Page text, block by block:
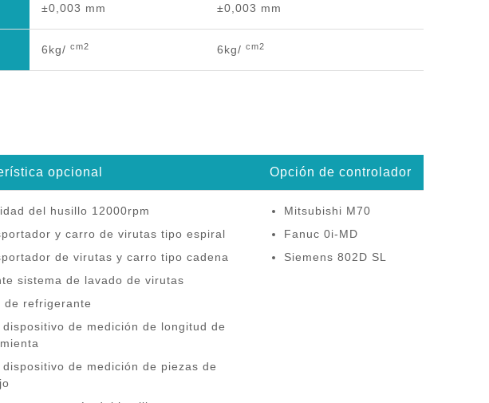
±0,003 mm ±0,003 mm
6kg/ cm2 6kg/ cm2
opcional Opción de controlador
del husillo 12000rpm
y carro de virutas tipo espiral
de virutas y carro tipo cadena
sistema de lavado de virutas
de refrigerante
dispositivo de medición de longitud de
dispositivo de medición de piezas de
Mitsubishi M70
Fanuc 0i-MD
Siemens 802D SL